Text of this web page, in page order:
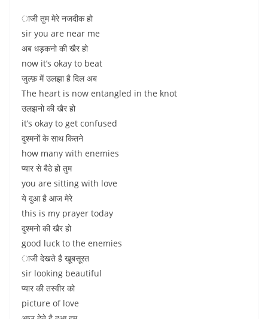
ाजी तुम मेरे नजदीक हो
sir you are near me
अब धड़कनो की खैर हो
now it’s okay to beat
जुल्फ़ में उलझा है दिल अब
The heart is now entangled in the knot
उलझनो की खैर हो
it’s okay to get confused
दुश्मनों के साथ कितने
how many with enemies
प्यार से बैठे हो तुम
you are sitting with love
ये दुआ है आज मेरे
this is my prayer today
दुश्मनो की खैर हो
good luck to the enemies
ाजी देखते है खूबसूरत
sir looking beautiful
प्यार की तस्वीर को
picture of love